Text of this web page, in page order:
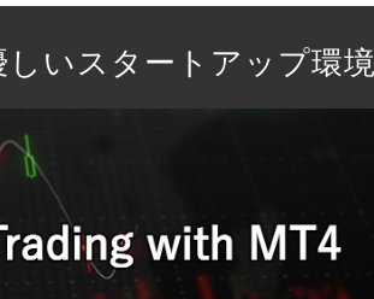
いスタートアップ環境